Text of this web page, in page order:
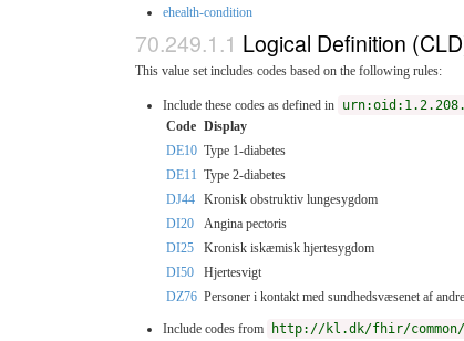
ehealth-condition
Logical Definition
This value set includes codes based on the following rules:
Include these codes as defined in
Code Display
DE10 Type 1-diabetes
DE11 Type 2-diabetes
DJ44 Kronisk obstruktiv lungesygdom
DI20
Angina pectoris
DI25
Kronisk iskæmisk hjertesygdom
DI50
Hjertesvigt
DZ76 Personer i kontakt med sundhedsvæsenet af
Include codes from http://kl.dk/fhir/common/